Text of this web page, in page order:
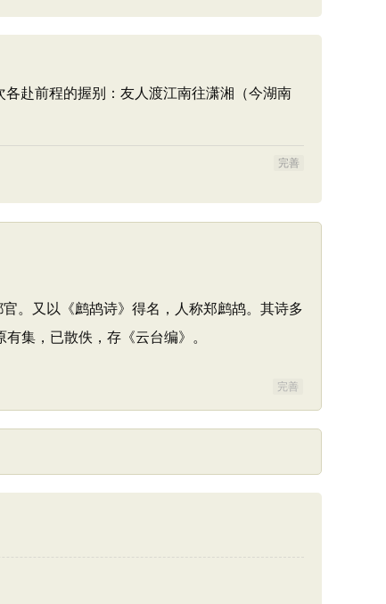
赴前程的握别：友人渡江南往潇湘（今湖南
完善
。又以《鹧鸪诗》得名，人称郑鹧鸪。其诗多
集，已散佚，存《云台编》。
完善